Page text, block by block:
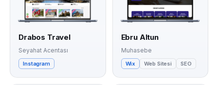
Drabos Travel
Seyahat Acentası
Instagram
Ebru Altun
Muhasebe
Wix Web Sitesi SEO